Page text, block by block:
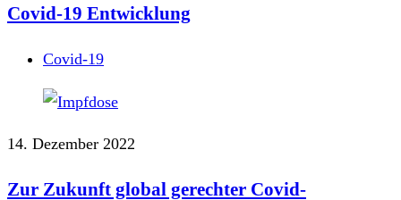
Covid-19 Entwicklung
Covid-19
14. Dezember 2022
Zur Zukunft global gerechter Covid-